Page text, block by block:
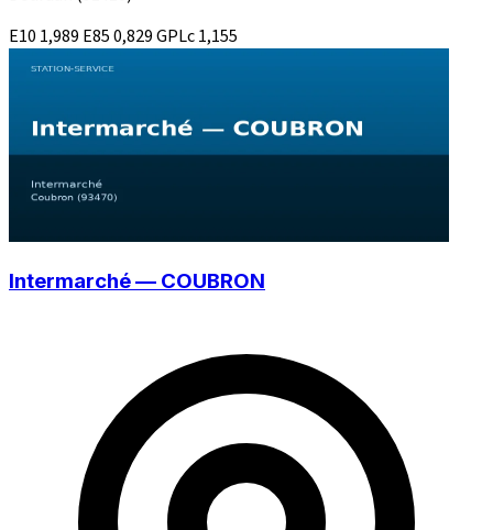
E10 1,989 E850,829GPLc1,155
Intermarché — COUBRON